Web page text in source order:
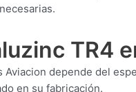
TR4
Aviacion depende del
en su fabricación.